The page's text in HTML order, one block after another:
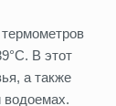
В этот
а также
водоемах.